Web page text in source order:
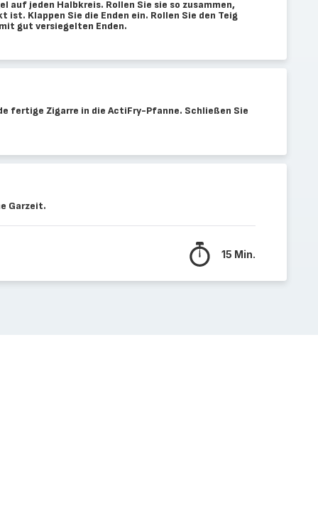
auf jeden Halbkreis. Rollen Sie sie so zusammen,
ist. Klappen Sie die Enden ein. Rollen Sie den Teig
gut versiegelten Enden.
fertige Zigarre in die ActiFry-Pfanne. Schließen Sie
Garzeit.
15 Min.